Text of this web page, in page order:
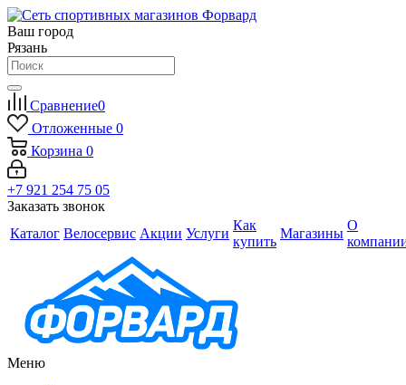
Ваш город
Рязань
Сравнение0
Отложенные 0
Корзина 0
+7 921 254 75 05
Заказать звонок
Каталог Велосервис Акции Услуги
Как
купить
Магазины
О
Меню